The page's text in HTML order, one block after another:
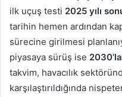
ilk uçuş testi 2025 yılı
tarihin hemen ardından
sürecine girilmesi
piyasaya sürüş ise
takvim, havacılık
karşılaştırıldığında